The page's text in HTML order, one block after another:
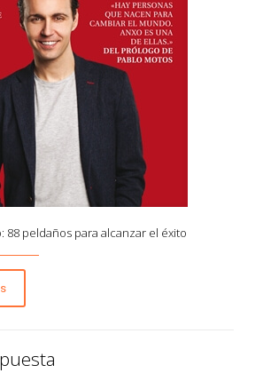
88 peldaños para alcanzar el éxito